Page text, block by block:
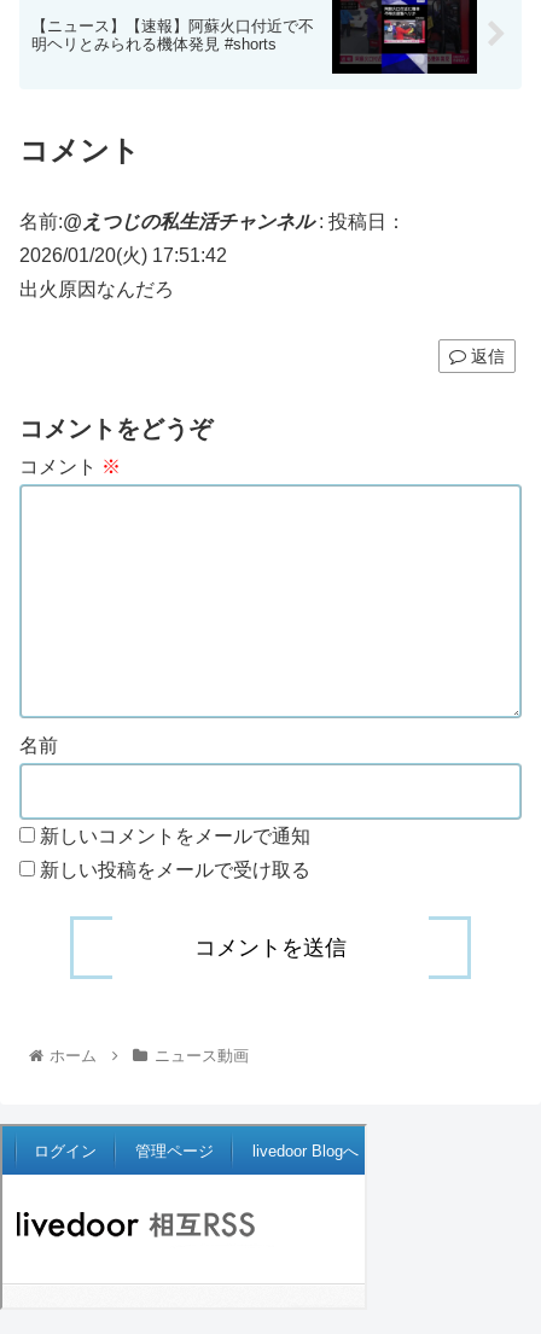
【ニュース】【速報】阿蘇火口付近で不
明ヘリとみられる機体発見 #shorts
コメント
名前:@えつじの私生活チャンネル: 投稿日：
2026/01/20(火) 17:51:42
出火原因なんだろ
返信
コメントをどうぞ
コメント ※
名前
新しいコメントをメールで通知
新しい投稿をメールで受け取る
ホーム ニュース動画